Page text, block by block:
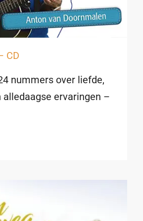
CD
nummers over liefde,
alledaagse ervaringen –